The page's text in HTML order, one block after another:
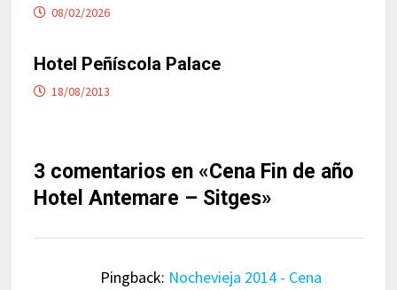
08/02/2026
Hotel Peñíscola Palace
18/08/2013
3 comentarios en «Cena Fin de año
Hotel Antemare – Sitges»
Pingback: Nochevieja 2014 - Cena